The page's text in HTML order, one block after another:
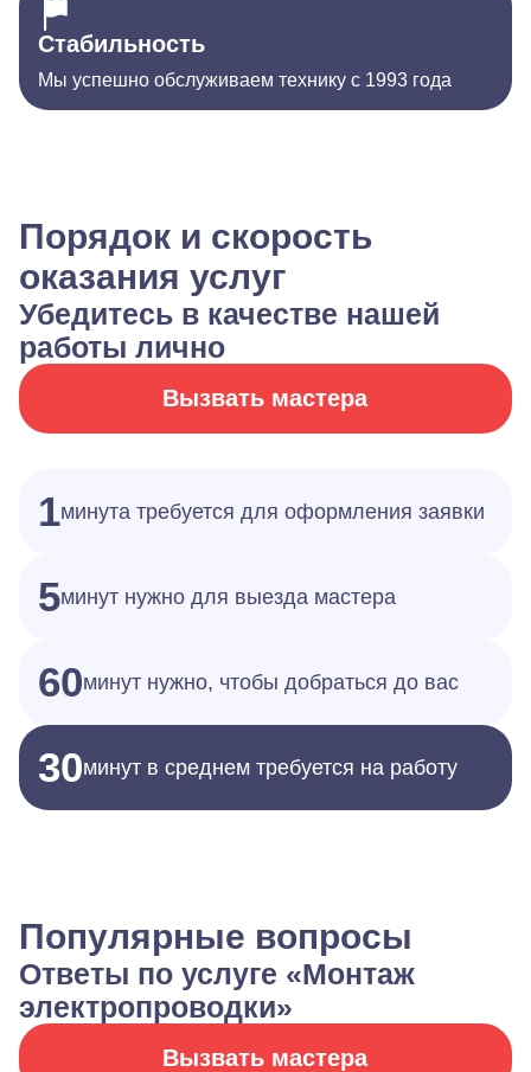
Стабильность
Мы успешно обслуживаем технику с 1993 года
Порядок и скорость
оказания услуг
Убедитесь в качестве нашей
работы лично
Вызвать мастера
1минута требуется для оформления заявки
5минут нужно для выезда мастера
60минут нужно, чтобы добраться до вас
30минут в среднем требуется на работу
Популярные вопросы
Ответы по услуге «Монтаж
электропроводки»
Вызвать мастера